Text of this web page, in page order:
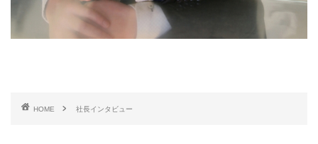
HOME 社長インタビュー